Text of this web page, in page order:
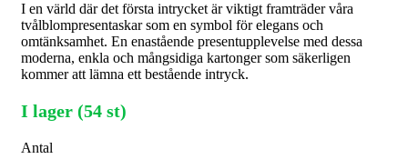
I en värld där det första intrycket är viktigt framträder våra
tvålblompresentaskar som en symbol för elegans och
omtänksamhet. En enastående presentupplevelse med dessa
moderna, enkla och mångsidiga kartonger som säkerligen
kommer att lämna ett bestående intryck.
I lager (54 st)
Antal